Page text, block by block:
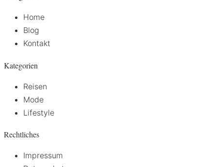
Home
Blog
Kontakt
Kategorien
Reisen
Mode
Lifestyle
Rechtliches
Impressum